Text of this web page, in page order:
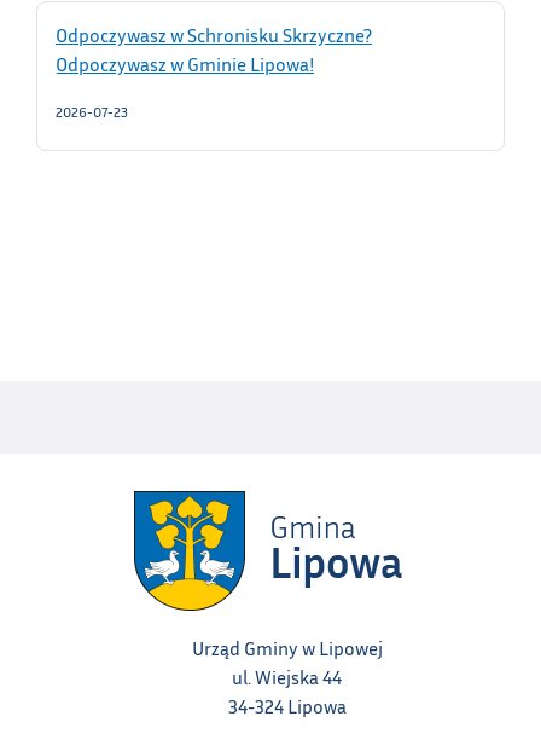
Odpoczywasz w Schronisku Skrzyczne?
Odpoczywasz w Gminie Lipowa!
2026-07-23
Urząd Gminy w Lipowej
ul. Wiejska 44
34-324 Lipowa